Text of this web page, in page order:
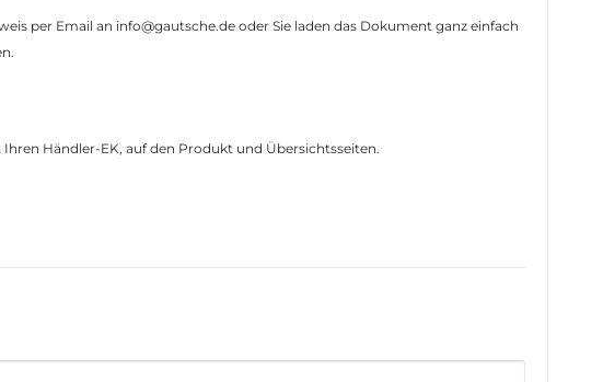
per Email an info@gautsche.de oder Sie laden das Dokument ganz einfach
Händler-EK, auf den Produkt und Übersichtsseiten.